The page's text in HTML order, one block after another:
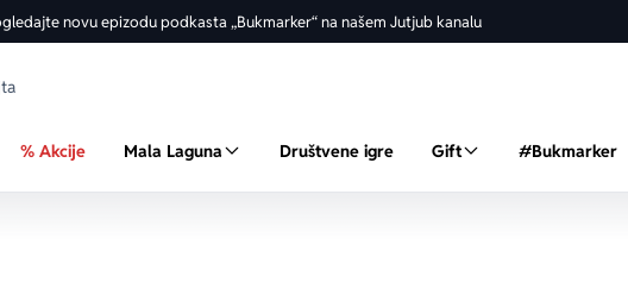
novu epizodu podkasta „Bukmarker“ na našem Jutjub kanalu
% Akcije Mala Laguna Društvene igre Gift #Bukmarker